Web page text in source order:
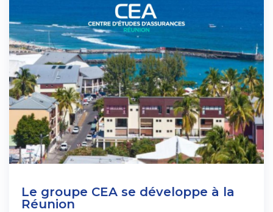
Le groupe CEA se développe à la
Réunion